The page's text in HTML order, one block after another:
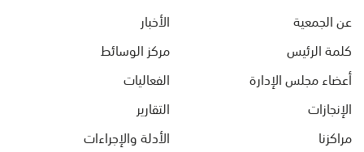
عن الجمعية
كلمة الرئيس
أعضاء مجلس الإدارة
الإنجازات
مراكزنا
الأخبار
مركز الوسائط
الفعاليات
التقارير
الأدلة والإجراءات